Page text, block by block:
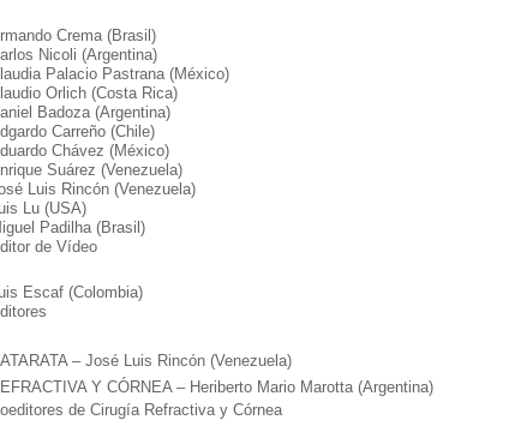
Crema (Brasil)
Nicoli (Argentina)
Palacio Pastrana (México)
Orlich (Costa Rica)
Badoza (Argentina)
Carreño (Chile)
Chávez (México)
Suárez (Venezuela)
Luis Rincón (Venezuela)
Lu (USA)
Padilha (Brasil)
de Vídeo
Escaf (Colombia)
– José Luis Rincón (Venezuela)
Y CÓRNEA – Heriberto Mario Marotta (Argentina)
de Cirugía Refractiva y Córnea